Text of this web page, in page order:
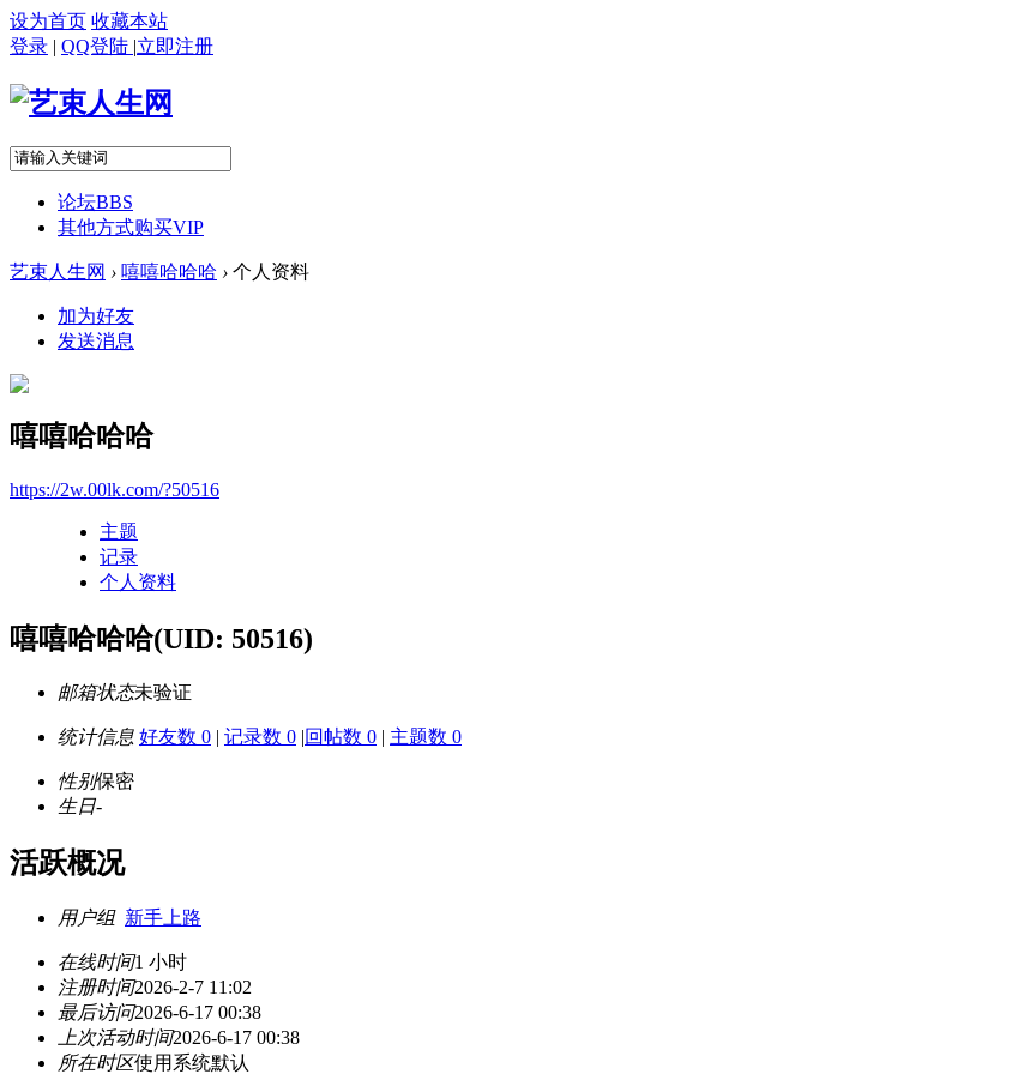
设为首页 收藏本站
登录 | QQ登陆 |立即注册
论坛BBS
其他方式购买VIP
艺束人生网 › 嘻嘻哈哈哈 › 个人资料
加为好友
发送消息
嘻嘻哈哈哈
https://2w.00lk.com/?50516
主题
记录
个人资料
嘻嘻哈哈哈(UID: 50516)
邮箱状态未验证
统计信息 好友数 0 | 记录数 0 |回帖数 0 | 主题数 0
性别保密
生日-
活跃概况
用户组 新手上路
在线时间1 小时
注册时间2026-2-7 11:02
最后访问2026-6-17 00:38
上次活动时间2026-6-17 00:38
所在时区使用系统默认